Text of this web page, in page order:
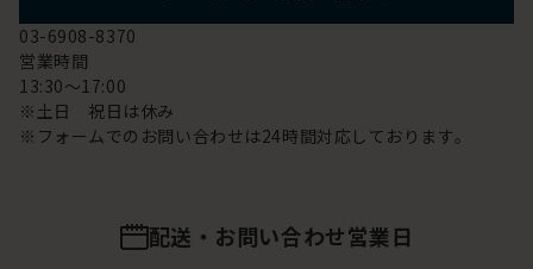
03-6908-8370
営業時間
13:30～17:00
※土日 祝日は休み
※フォームでのお問い合わせは24時間対応しております。
配送・お問い合わせ営業日